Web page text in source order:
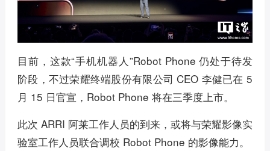
目前，这款“手机机器人”Robot Phone 仍处于待发
阶段，不过荣耀终端股份有限公司 CEO 李健已在 5
月 15 日官宣，Robot Phone 将在三季度上市。
此次 ARRI 阿莱工作人员的到来，或将与荣耀影像实
验室工作人员联合调校 Robot Phone 的影像能力。